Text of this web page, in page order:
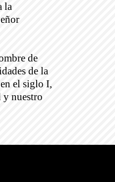
la
de
de la
el siglo I,
y nuestro